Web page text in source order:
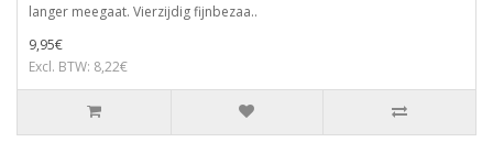
langer meegaat. Vierzijdig fijnbezaa..
9,95€
Excl. BTW: 8,22€